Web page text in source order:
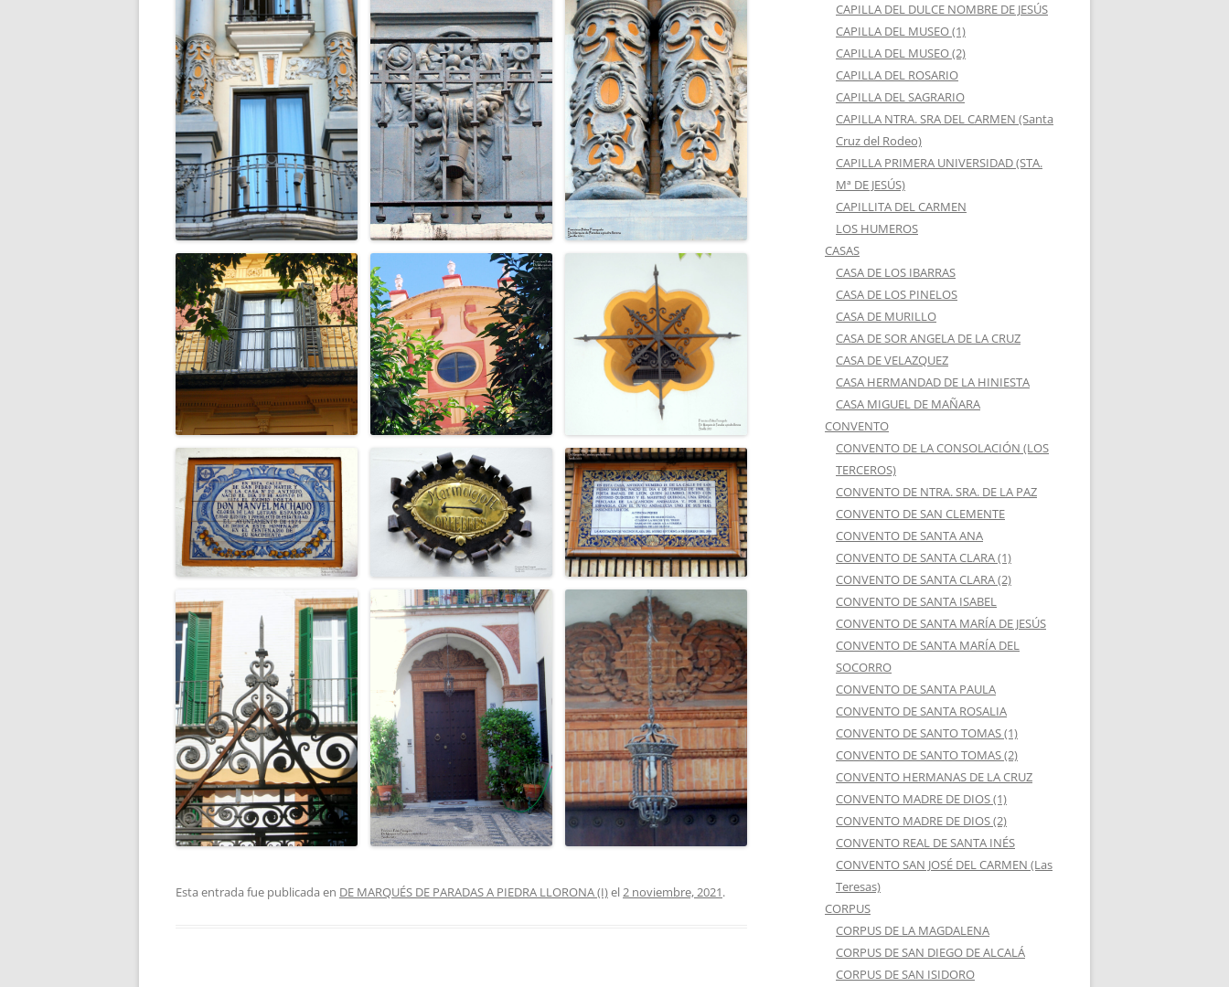
Esta entrada fue publicada en DE MARQUÉS DE PARADAS A PIEDRA LLORONA (I)el2 noviembre, 2021.
CAPILLA DEL DULCE NOMBRE DE JESÚS
CAPILLA DEL MUSEO (1)
CAPILLA DEL MUSEO (2)
CAPILLA DEL ROSARIO
CAPILLA DEL SAGRARIO
CAPILLA NTRA. SRA DEL CARMEN (Santa
Cruz del Rodeo)
CAPILLA PRIMERA UNIVERSIDAD (STA.
Mª DE JESÚS)
CAPILLITA DEL CARMEN
LOS HUMEROS
CASAS
CASA DE LOS IBARRAS
CASA DE LOS PINELOS
CASA DE MURILLO
CASA DE SOR ANGELA DE LA CRUZ
CASA DE VELAZQUEZ
CASA HERMANDAD DE LA HINIESTA
CASA MIGUEL DE MAÑARA
CONVENTO
CONVENTO DE LA CONSOLACIÓN (LOS
TERCEROS)
CONVENTO DE NTRA. SRA. DE LA PAZ
CONVENTO DE SAN CLEMENTE
CONVENTO DE SANTA ANA
CONVENTO DE SANTA CLARA (1)
CONVENTO DE SANTA CLARA (2)
CONVENTO DE SANTA ISABEL
CONVENTO DE SANTA MARÍA DE JESÚS
CONVENTO DE SANTA MARÍA DEL
SOCORRO
CONVENTO DE SANTA PAULA
CONVENTO DE SANTA ROSALIA
CONVENTO DE SANTO TOMAS (1)
CONVENTO DE SANTO TOMAS (2)
CONVENTO HERMANAS DE LA CRUZ
CONVENTO MADRE DE DIOS (1)
CONVENTO MADRE DE DIOS (2)
CONVENTO REAL DE SANTA INÉS
CONVENTO SAN JOSÉ DEL CARMEN (Las
Teresas)
CORPUS
CORPUS DE LA MAGDALENA
CORPUS DE SAN DIEGO DE ALCALÁ
CORPUS DE SAN ISIDORO